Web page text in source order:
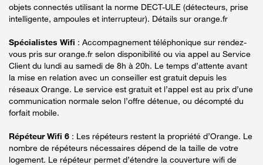
objets connectés utilisant la norme DECT-ULE (détecteurs, prise
intelligente, ampoules et interrupteur). Détails sur orange.fr
Spécialistes Wifi : Accompagnement téléphonique sur rendez-
vous pris sur orange.fr selon disponibilité ou via appel au Service
Client du lundi au samedi de 8h à 20h. Le temps d’attente avant
la mise en relation avec un conseiller est gratuit depuis les
réseaux Orange. Le service est gratuit et l’appel est au prix d’une
communication normale selon l’offre détenue, ou décompté du
forfait mobile.
Répéteur Wifi 6 : Les répéteurs restent la propriété d’Orange. Le
nombre de répéteurs nécessaires dépend de la taille de votre
logement. Le répéteur permet d’étendre la couverture wifi de